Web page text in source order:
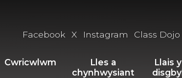
Facebook X Instagram Class Dojo
Cwricwlwm
Lles a
chynhwysiant
Llais y
disgbyl